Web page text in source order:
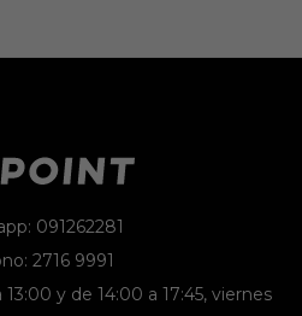
091262281
2716 9991
y de 14:00 a 17:45, viernes